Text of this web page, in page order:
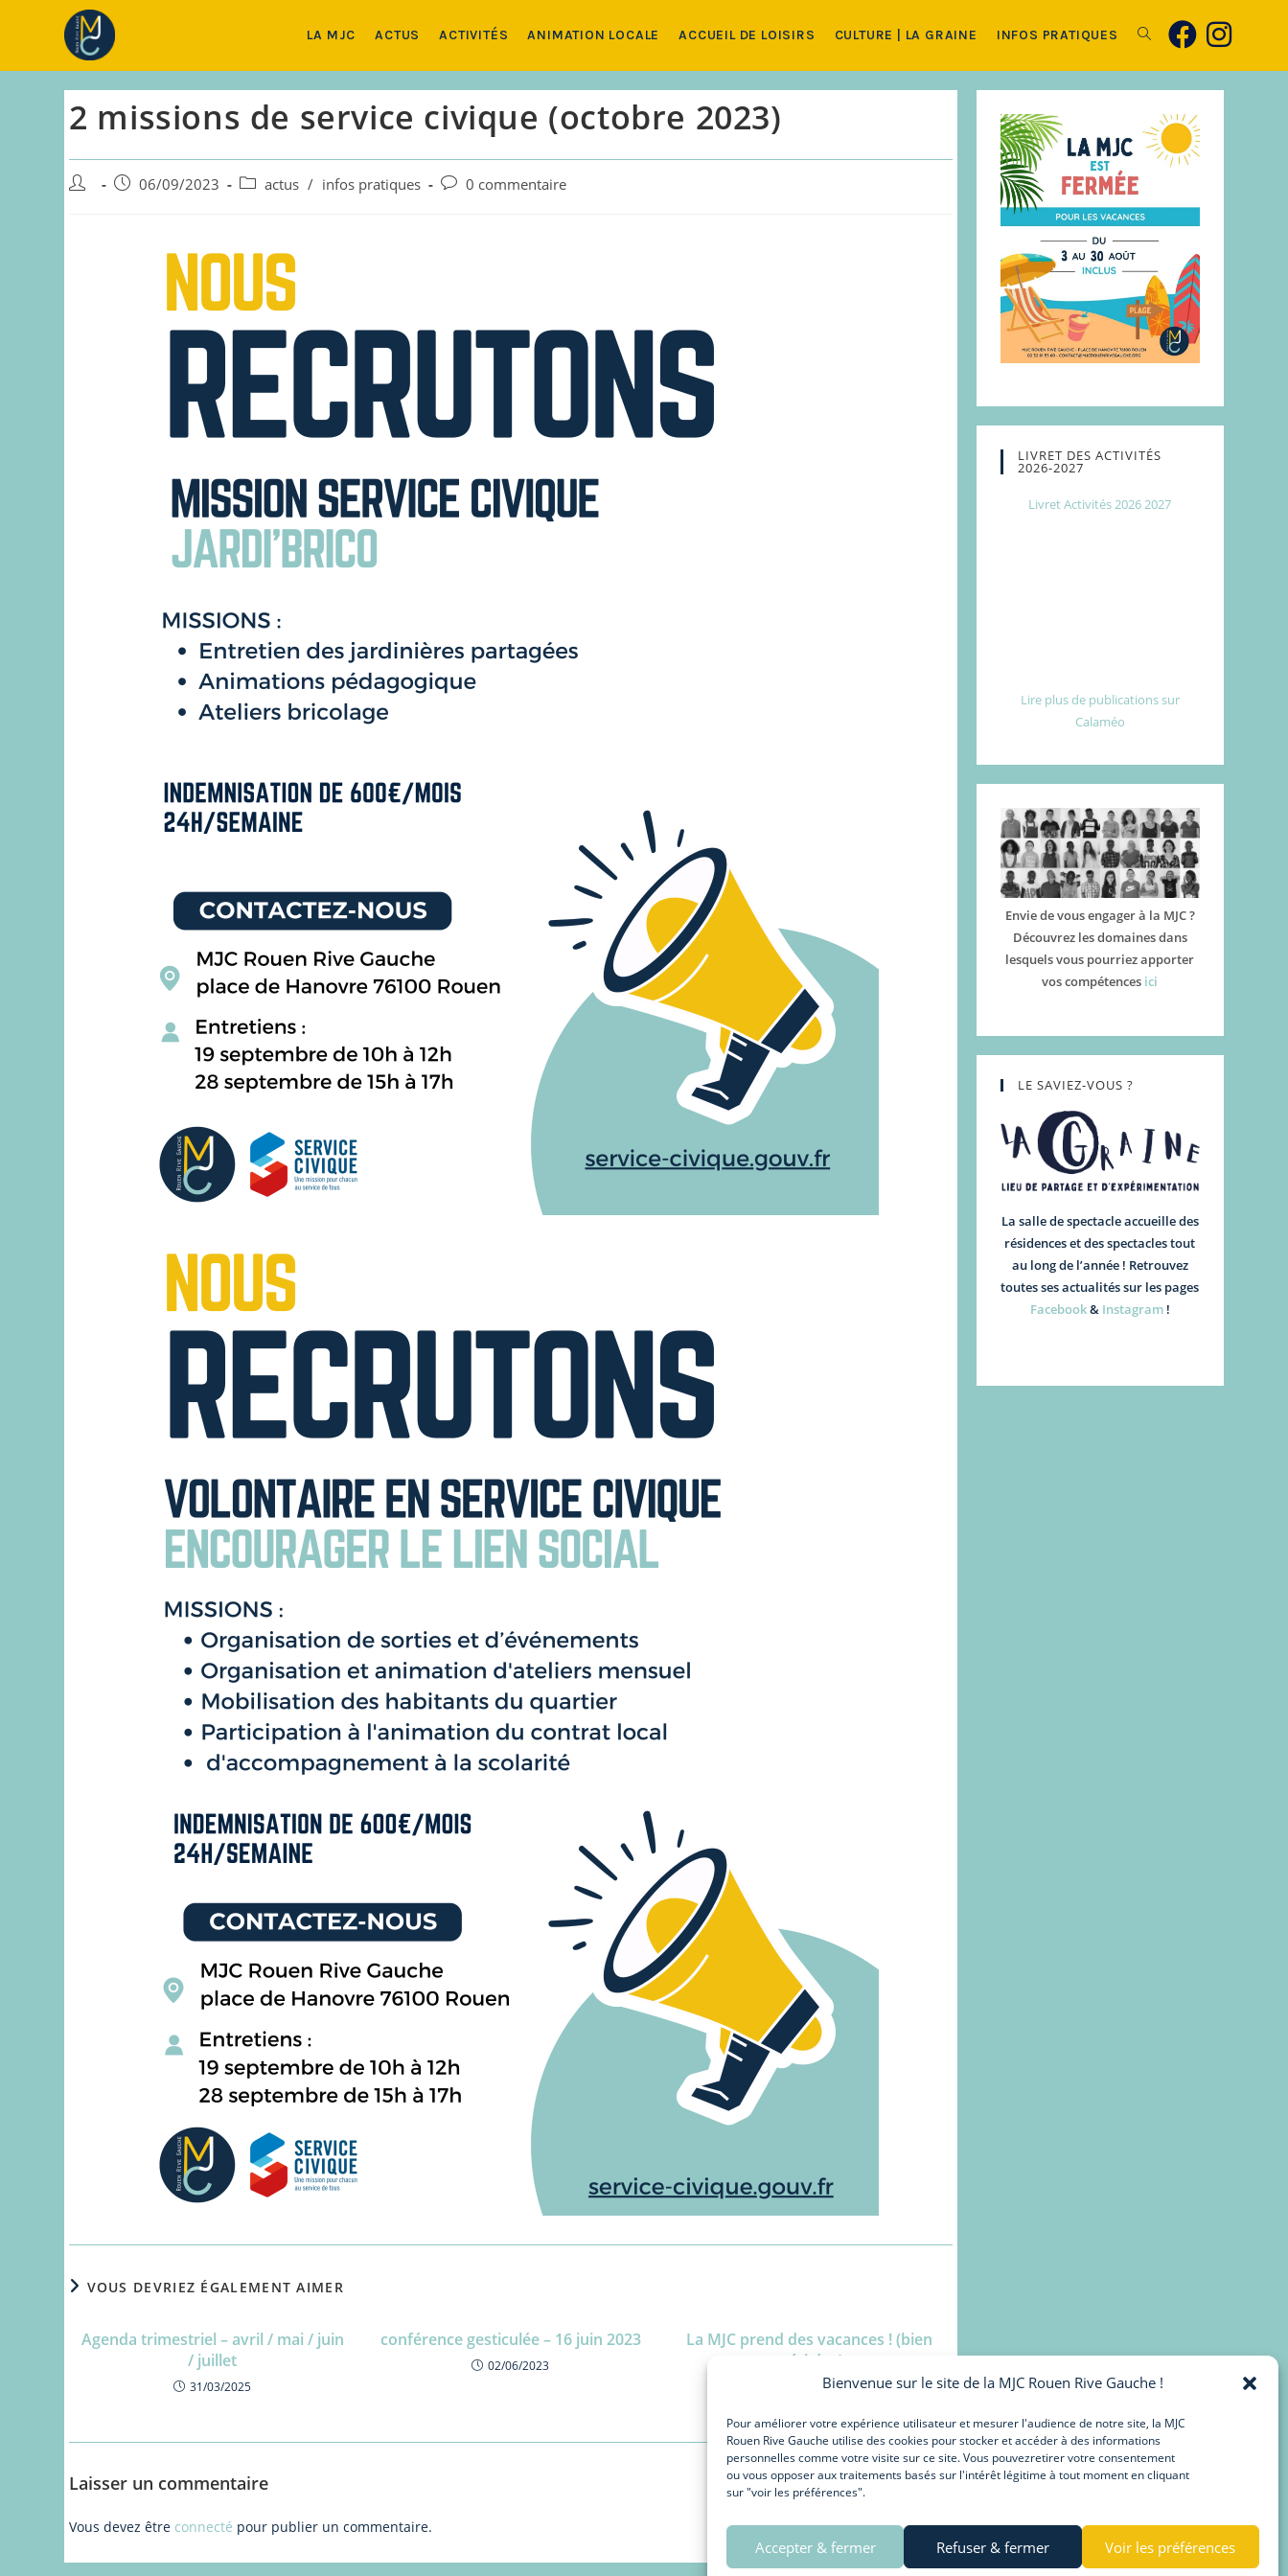
Bienvenue sur le site de la MJC Rouen Rive Gauche !
Pour améliorer votre expérience utilisateur et mesurer l'audience de notre site, la MJC
Rouen Rive Gauche utilise des cookies pour stocker et accéder à des informations
personnelles comme votre visite sur ce site. Vous pouvezretirer votre consentement
ou vous opposer aux traitements basés sur l'intérêt légitime à tout moment en cliquant
sur "voir les préférences".
Accepter & fermer Refuser & fermer Voir les préférences
LA MJC ACTUS ACTIVITÉS ANIMATION LOCALE ACCUEIL DE LOISIRS CULTURE | LA GRAINE INFOS PRATIQUES Toggle
search
2 missions de service civique (octobre 2023)
Auteur/autrice
Publication
06/09/2023
Postactus / infos pratiques
Commentaires
0 commentaire
VOUS DEVRIEZ ÉGALEMENT AIMER
Agenda trimestriel – avril / mai / juin
/ juillet
31/03/2025
conférence gesticulée – 16 juin 2023
02/06/2023
La MJC prend des vacances ! (bien
méritées)
29/07/2022
Laisser un commentaire
Vous devez être connecté pour publier un commentaire.
LIVRET DES ACTIVITÉS
2026-2027
Livret Activités 2026 2027
Lire plus de publications sur
Calaméo
Envie de vous engager à la MJC ?
Découvrez les domaines dans
lesquels vous pourriez apporter
vos compétences ici
LE SAVIEZ-VOUS ?
La salle de spectacle accueille des
résidences et des spectacles tout
au long de l’année ! Retrouvez
toutes ses actualités sur les pages
Facebook& Instagram!